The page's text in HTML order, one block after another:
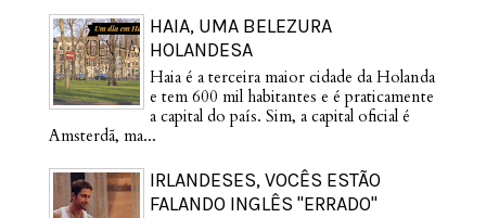
HAIA, UMA BELEZURA
HOLANDESA
Haia é a terceira maior cidade da Holanda
e tem 600 mil habitantes e é praticamente
a capital do país. Sim, a capital oficial é
Amsterdã, ma...
IRLANDESES, VOCÊS ESTÃO
FALANDO INGLÊS "ERRADO"